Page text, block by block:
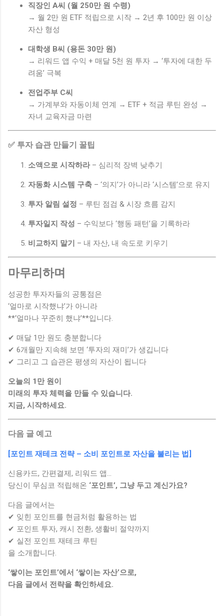
직장인 A씨 (월 250만 원 수령)
→ 월 2만 원 ETF 적립으로 시작 → 2년 후 100만 원 이상
자산 형성
대학생 B씨 (용돈 30만 원)
→ 리워드 앱 수익 + 매달 5천 원 투자 → ‘투자에 대한 두
려움’ 극복
전업주부 C씨
→ 가계부와 자동이체 연계 → ETF + 적금 루틴 완성 →
자녀 교육자금 마련
✅ 투자 습관 만들기 꿀팁
소액으로 시작하라– 심리적 장벽 낮추기
자동화 시스템 구축 – ‘의지’가 아니라 ‘시스템’으로 유지
투자 알림 설정 – 루틴 점검 & 시장 흐름 감지
투자일지 작성 – 수익보다 ‘행동 패턴’을 기록하라
비교하지 말기 – 내 자산, 내 속도로 키우기
마무리하며
성공한 투자자들의 공통점은
‘얼마로 시작했냐’가 아니라
**‘얼마나 꾸준히 했냐’**입니다.
✔ 매달 1만 원도 충분합니다
✔ 6개월만 지속해 보면 ‘투자의 재미’가 생깁니다
✔ 그리고 그 습관은 평생의 자산이 됩니다
오늘의 1만 원이
미래의 투자 체력을 만들 수 있습니다.
지금, 시작하세요.
다음 글 예고
[포인트 재테크 전략 – 소비 포인트로 자산을 불리는 법]
신용카드, 간편결제, 리워드 앱…
당신이 무심코 적립해온 ‘포인트’, 그냥 두고 계신가요?
다음 글에서는
✔ 잊힌 포인트를 현금처럼 활용하는 법
✔ 포인트 투자, 캐시 전환, 생활비 절약까지
✔ 실전 포인트 재테크 루틴
을 소개합니다.
‘쌓이는 포인트’에서 ‘쌓이는 자산’으로,
다음 글에서 전략을 확인하세요.